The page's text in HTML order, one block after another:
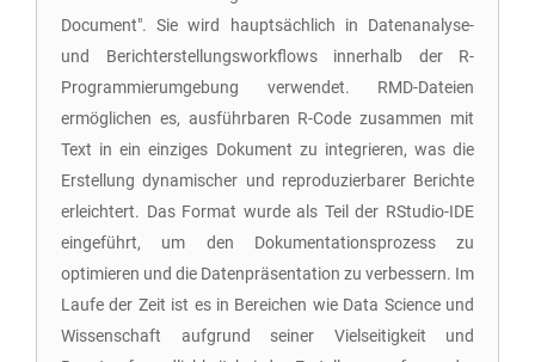
Document". Sie wird hauptsächlich in Datenanalyse-
und Berichterstellungsworkflows innerhalb der R-
Programmierumgebung verwendet. RMD-Dateien
ermöglichen es, ausführbaren R-Code zusammen mit
Text in ein einziges Dokument zu integrieren, was die
Erstellung dynamischer und reproduzierbarer Berichte
erleichtert. Das Format wurde als Teil der RStudio-IDE
eingeführt, um den Dokumentationsprozess zu
optimieren und die Datenpräsentation zu verbessern. Im
Laufe der Zeit ist es in Bereichen wie Data Science und
Wissenschaft aufgrund seiner Vielseitigkeit und